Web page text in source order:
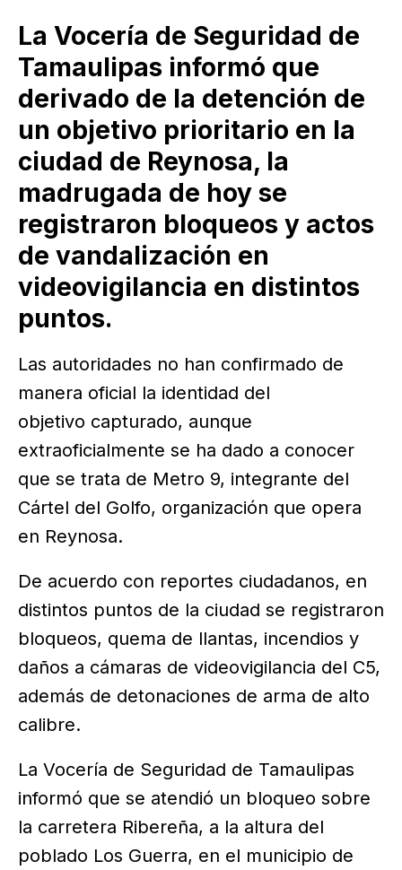
La Vocería de Seguridad de
Tamaulipas informó que
derivado de la detención de
un objetivo prioritario en la
ciudad de Reynosa, la
madrugada de hoy se
registraron bloqueos y actos
de vandalización en
videovigilancia en distintos
puntos.
Las autoridades no han confirmado de
manera oficial la identidad del
objetivo capturado, aunque
extraoficialmente se ha dado a conocer
que se trata de Metro 9, integrante del
Cártel del Golfo, organización que opera
en Reynosa.
De acuerdo con reportes ciudadanos, en
distintos puntos de la ciudad se registraron
bloqueos, quema de llantas, incendios y
daños a cámaras de videovigilancia del C5,
además de detonaciones de arma de alto
calibre.
La Vocería de Seguridad de Tamaulipas
informó que se atendió un bloqueo sobre
la carretera Ribereña, a la altura del
poblado Los Guerra, en el municipio de